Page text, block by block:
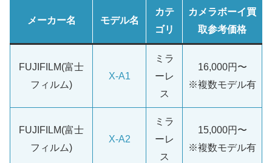
メーカー名 モデル名
カテ
ゴリ
カメラボーイ買
取参考価格
FUJIFILM(富士
フィルム)
X-A1
ミラ
ーレ
ス
16,000円〜
※複数モデル有
FUJIFILM(富士
フィルム)
X-A2
ミラ
ーレ
ス
15,000円〜
※複数モデル有